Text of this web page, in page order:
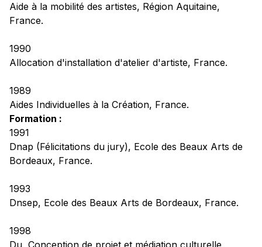
Aide à la mobilité des artistes, Région Aquitaine,
France.
1990
Allocation d'installation d'atelier d'artiste, France.
1989
Aides Individuelles à la Création, France.
Formation :
1991
Dnap (Félicitations du jury), Ecole des Beaux Arts de
Bordeaux, France.
1993
Dnsep, Ecole des Beaux Arts de Bordeaux, France.
1998
Du, Conception de projet et médiation culturelle,